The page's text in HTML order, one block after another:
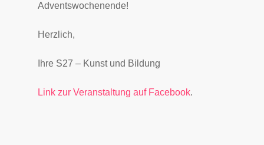
Adventswochenende!
Herzlich,
Ihre S27 – Kunst und Bildung
Link zur Veranstaltung auf Facebook.